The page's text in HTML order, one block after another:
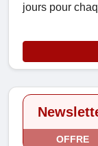
jours pour
OFFRE